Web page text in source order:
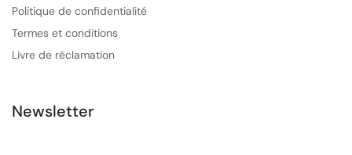
Politique de confidentialité
Termes et conditions
Livre de réclamation
Newsletter